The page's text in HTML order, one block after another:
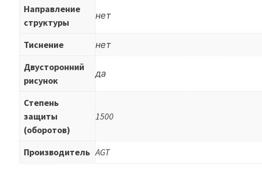
Направление
структуры
нет
Тиснение
нет
Двусторонний
рисунок
да
Степень
защиты
(оборотов)
1500
Производитель AGT